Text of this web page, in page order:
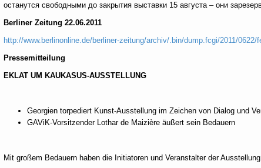
останутся свободными до закрытия выставки 15 августа – они
Berliner Zeitung 22.06.2011
http://www.berlinonline.de/berliner-zeitung/archiv/.bin/dump.fcgi/2011/0622/
Pressemitteilung
EKLAT UM KAUKASUS-AUSSTELLUNG
Georgien torpediert Kunst-Ausstellung im Zeichen von Dialog und
GAViK-Vorsitzender Lothar de Maizière äußert sein Bedauern
Mit großem Bedauern haben die Initiatoren und Veranstalter der Ausstellung